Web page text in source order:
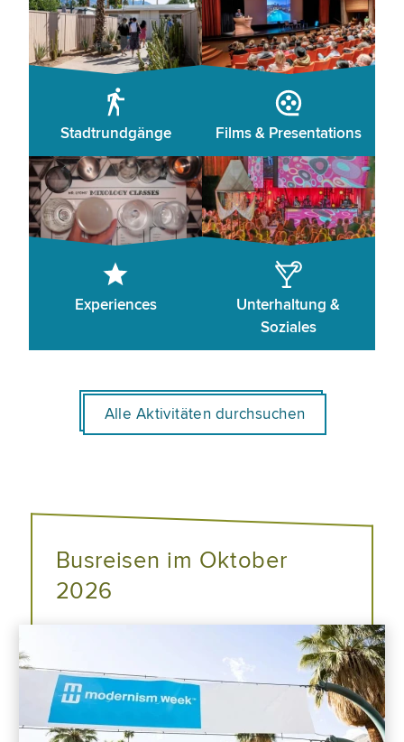
Stadtrundgänge Films & Presentations
Experiences
Unterhaltung &
Soziales
Alle Aktivitäten durchsuchen
Busreisen im Oktober
2026